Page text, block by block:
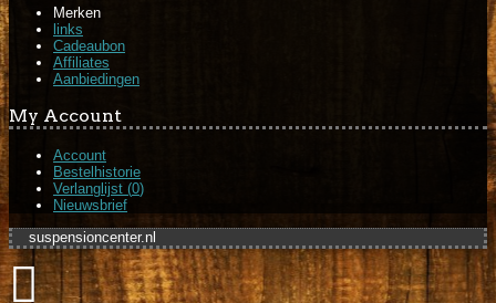
Merken
links
Cadeaubon
Affiliates
Aanbiedingen
My Account
Account
Bestelhistorie
Verlanglijst (0)
Nieuwsbrief
suspensioncenter.nl